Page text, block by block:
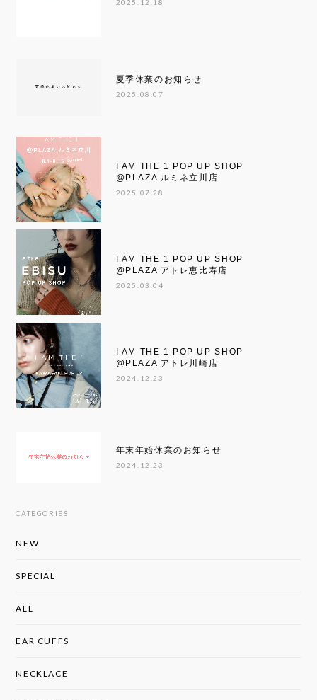
2025.12.18
夏季休業のお知らせ
2025.08.07
I AM THE 1 POP UP SHOP
@PLAZA ルミネ立川店
2025.07.28
I AM THE 1 POP UP SHOP
@PLAZA アトレ恵比寿店
2025.03.04
I AM THE 1 POP UP SHOP
@PLAZA アトレ川崎店
2024.12.23
年末年始休業のお知らせ
2024.12.23
CATEGORIES
NEW
SPECIAL
ALL
EAR CUFFS
NECKLACE